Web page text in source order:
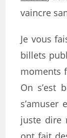
vaincre
Je vous
billets
moments
On s’est
s’amuser
juste dire